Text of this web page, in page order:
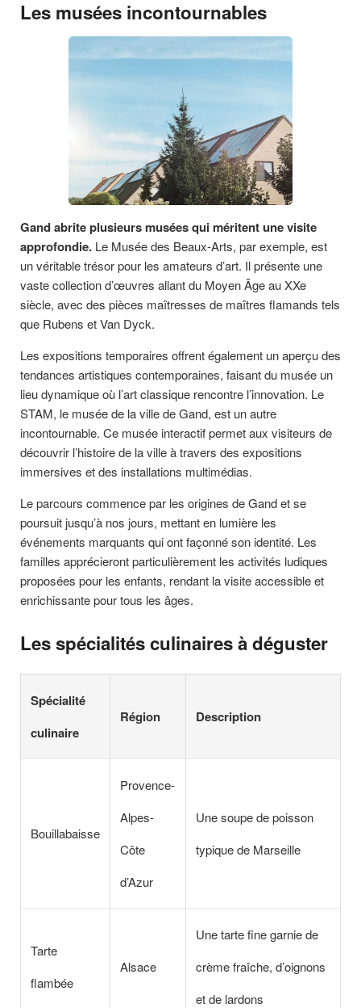
Les musées incontournables
Gand abrite plusieurs musées qui méritent une visite
approfondie. Le Musée des Beaux-Arts, par exemple, est
un véritable trésor pour les amateurs d’art. Il présente une
vaste collection d’œuvres allant du Moyen Âge au XXe
siècle, avec des pièces maîtresses de maîtres flamands tels
que Rubens et Van Dyck.
Les expositions temporaires offrent également un aperçu des
tendances artistiques contemporaines, faisant du musée un
lieu dynamique où l’art classique rencontre l’innovation. Le
STAM, le musée de la ville de Gand, est un autre
incontournable. Ce musée interactif permet aux visiteurs de
découvrir l’histoire de la ville à travers des expositions
immersives et des installations multimédias.
Le parcours commence par les origines de Gand et se
poursuit jusqu’à nos jours, mettant en lumière les
événements marquants qui ont façonné son identité. Les
familles apprécieront particulièrement les activités ludiques
proposées pour les enfants, rendant la visite accessible et
enrichissante pour tous les âges.
Les spécialités culinaires à déguster
Spécialité
culinaire
Région Description
Bouillabaisse
Provence-
Alpes-
Côte
d’Azur
Une soupe de poisson
typique de Marseille
Tarte
flambée
Alsace
Une tarte fine garnie de
crème fraîche, d’oignons
et de lardons